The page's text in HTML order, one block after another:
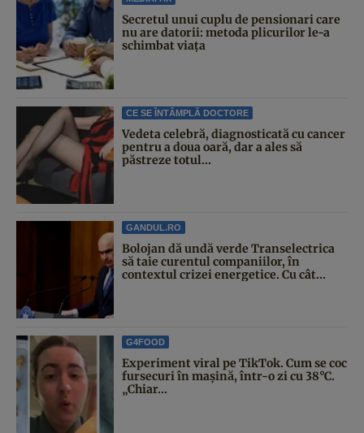
Secretul unui cuplu de pensionari care
nu are datorii: metoda plicurilor le-a
schimbat viața
CE SE ÎNTÂMPLĂ DOCTORE
Vedeta celebră, diagnosticată cu cancer
pentru a doua oară, dar a ales să
păstreze totul...
GANDUL.RO
Bolojan dă undă verde Transelectrica
să taie curentul companiilor, în
contextul crizei energetice. Cu cât...
G4FOOD
Experiment viral pe TikTok. Cum se coc
fursecuri în mașină, într-o zi cu 38°C.
„Chiar...